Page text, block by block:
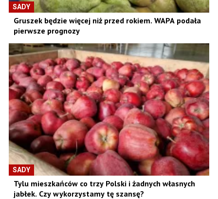
SADY
Gruszek będzie więcej niż przed rokiem. WAPA podała
pierwsze prognozy
SADY
Tylu mieszkańców co trzy Polski i żadnych własnych
jabłek. Czy wykorzystamy tę szansę?